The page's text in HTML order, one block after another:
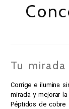
Tu
Corrige e ilumina
mirada y mejorar la
Péptidos de cobre